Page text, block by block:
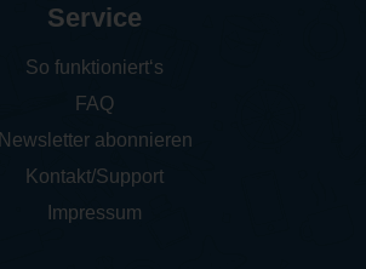
Service
So funktioniert‘s
FAQ
Newsletter abonnieren
Kontakt/Support
Impressum